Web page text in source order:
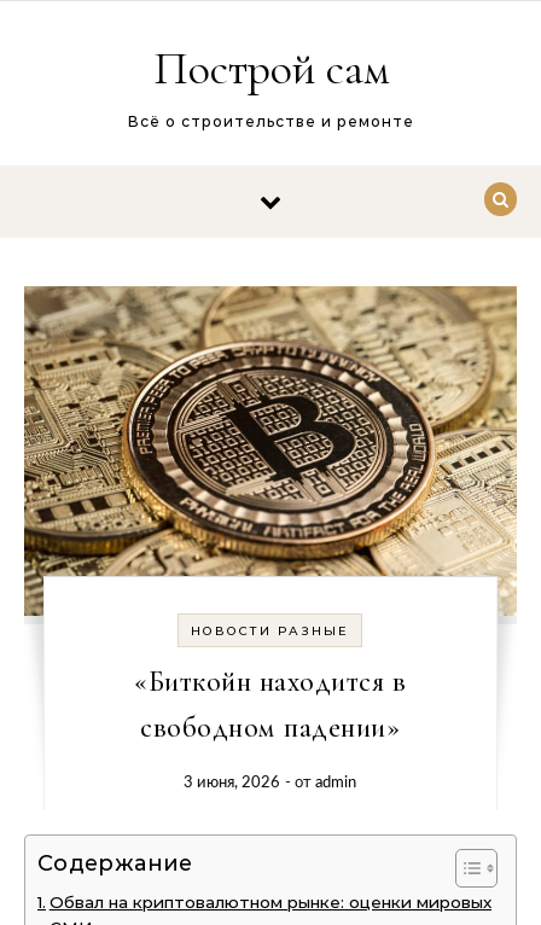
Построй сам
Всё о строительстве и ремонте
НОВОСТИ РАЗНЫЕ
«Биткойн находится в
свободном падении»
3 июня, 2026 - отadmin
Содержание
Обвал на криптовалютном рынке: оценки мировых